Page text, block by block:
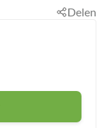
Delen